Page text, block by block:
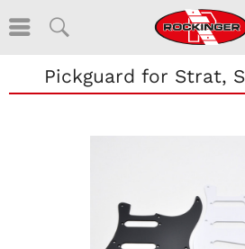
Pickguard for Strat,